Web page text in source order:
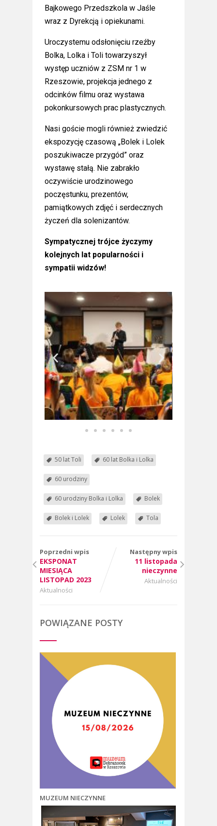
Bajkowego Przedszkola w Jaśle
wraz z Dyrekcją i opiekunami.
Uroczystemu odsłonięciu rzeźby
Bolka, Lolka i Toli towarzyszył
występ uczniów z ZSM nr 1 w
Rzeszowie, projekcja jednego z
odcinków filmu oraz wystawa
pokonkursowych prac plastycznych.
Nasi goście mogli również zwiedzić
ekspozycję czasową „Bolek i Lolek
poszukiwacze przygód” oraz
wystawę stałą. Nie zabrakło
oczywiście urodzinowego
poczęstunku, prezentów,
pamiątkowych zdjęć i serdecznych
życzeń dla solenizantów.
Sympatycznej trójce życzymy
kolejnych lat popularności i
sympatii widzów!
50 lat Toli 60 lat Bolka i Lolka
60 urodziny
60 urodziny Bolka i Lolka Bolek
Bolek i Lolek Lolek Tola
Poprzedni wpis
EKSPONAT
MIESIĄCA
LISTOPAD 2023
Aktualności
Następny wpis
11 listopada
nieczynne
Aktualności
POWIĄZANE POSTY
MUZEUM NIECZYNNE